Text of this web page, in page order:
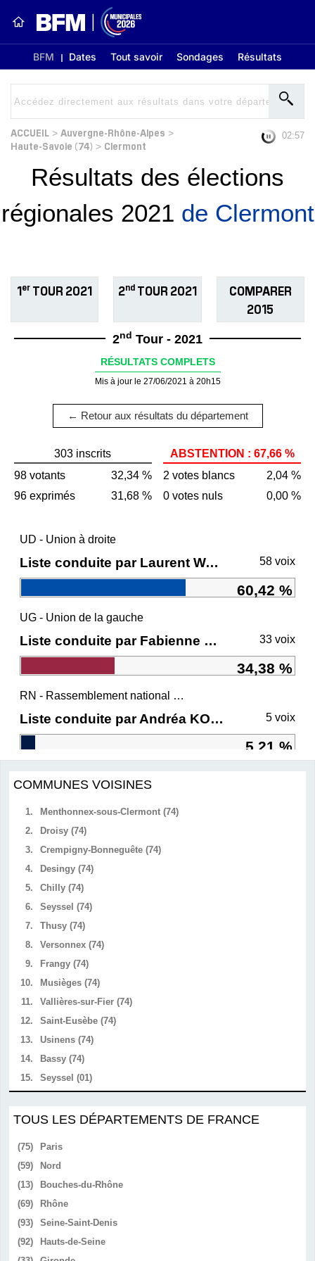
BFM Dates Tout savoir Sondages Résultats
ACCUEIL > Auvergne-Rhône-Alpes >
Haute-Savoie (74) > Clermont
02:56
Résultats des élections
régionales 2021 de Clermont
1er TOUR 2021 2ndTOUR 2021
COMPARER
2015
2nd Tour - 2021
RÉSULTATS COMPLETS
Mis à jour le 27/06/2021 à 20h15
← Retour aux résultats du département
303 inscrits
98 votants
32,34 %
96 exprimés
31,68 %
ABSTENTION : 67,66 %
2 votes blancs
2,04 %
0 votes nuls
0,00 %
UD - Union à droite
Liste conduite par Laurent WAUQUIEZ 58 voix
60,42 %
UG - Union de la gauche
Liste conduite par Fabienne GREBERT 33 voix
34,38 %
RN - Rassemblement national et ses alliés
Liste conduite par Andréa KOTARAC 5 voix
5,21 %
COMMUNES VOISINES
1.
Menthonnex-sous-Clermont (74)
2.
Droisy (74)
3.
Crempigny-Bonneguête (74)
4.
Desingy (74)
5.
Chilly (74)
6.
Seyssel (74)
7.
Thusy (74)
8.
Versonnex (74)
9.
Frangy (74)
10.
Musièges (74)
11.
Vallières-sur-Fier (74)
12.
Saint-Eusèbe (74)
13.
Usinens (74)
14.
Bassy (74)
15.
Seyssel (01)
TOUS LES DÉPARTEMENTS DE FRANCE
(75)
Paris
(59)
Nord
(13)
Bouches-du-Rhône
(69)
Rhône
(93)
Seine-Saint-Denis
(92)
Hauts-de-Seine